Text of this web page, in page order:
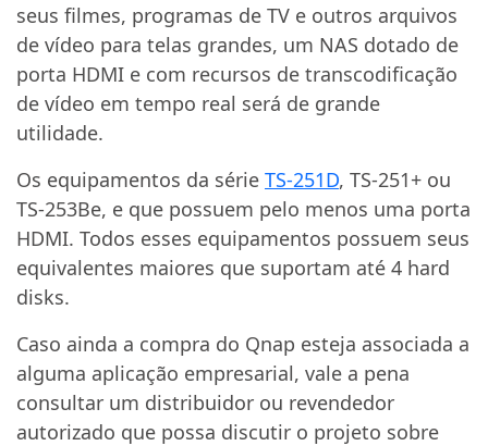
seus filmes, programas de TV e outros arquivos
de vídeo para telas grandes, um NAS dotado de
porta HDMI e com recursos de transcodificação
de vídeo em tempo real será de grande
utilidade.
Os equipamentos da série TS-251D, TS-251+ ou
TS-253Be, e que possuem pelo menos uma porta
HDMI. Todos esses equipamentos possuem seus
equivalentes maiores que suportam até 4 hard
disks.
Caso ainda a compra do Qnap esteja associada a
alguma aplicação empresarial, vale a pena
consultar um distribuidor ou revendedor
autorizado que possa discutir o projeto sobre